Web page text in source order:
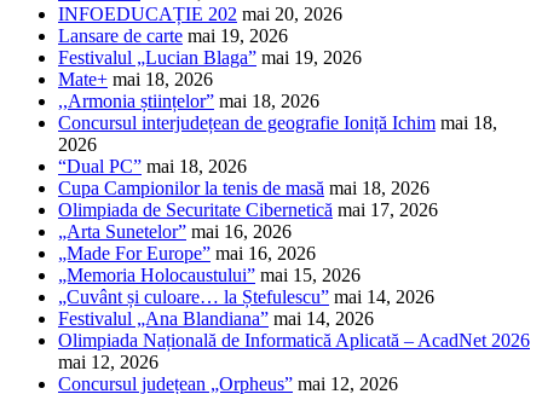
INFOEDUCAȚIE 202 mai 20, 2026
Lansare de carte mai 19, 2026
Festivalul „Lucian Blaga” mai 19, 2026
Mate+ mai 18, 2026
,,Armonia științelor” mai 18, 2026
Concursul interjudețean de geografie Ioniță Ichim mai 18,
2026
“Dual PC” mai 18, 2026
Cupa Campionilor la tenis de masă mai 18, 2026
Olimpiada de Securitate Cibernetică mai 17, 2026
„Arta Sunetelor” mai 16, 2026
„Made For Europe” mai 16, 2026
„Memoria Holocaustului” mai 15, 2026
„Cuvânt și culoare… la Ștefulescu” mai 14, 2026
Festivalul „Ana Blandiana” mai 14, 2026
Olimpiada Națională de Informatică Aplicată – AcadNet 2026
mai 12, 2026
Concursul județean „Orpheus” mai 12, 2026